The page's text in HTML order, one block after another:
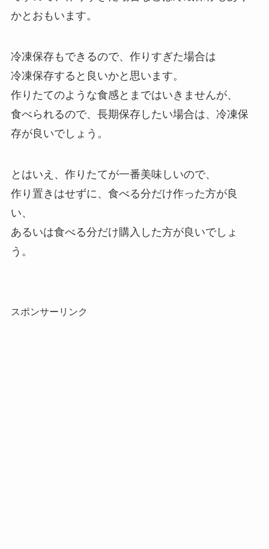
かとおもいます。
冷凍保存もできるので、作りすぎた場合は
冷凍保存すると良いかと思います。
作りたてのような食感とまではいきませんが、
食べられるので、長期保存したい場合は、冷凍保
存が良いでしょう。
とはいえ、作りたてが一番美味しいので、
作り置きはせずに、食べる分だけ作った方が良
い、
あるいは食べる分だけ購入した方が良いでしょ
う。
スポンサーリンク